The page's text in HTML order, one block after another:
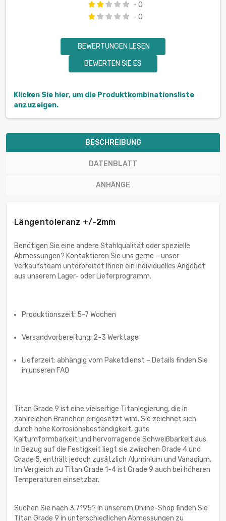
- 0
- 0
BEWERTUNGEN LESEN
BEWERTEN SIE ES
Klicken Sie hier, um die Produktkombinationsliste
anzuzeigen.
BESCHREIBUNG
DATENBLATT
ANHÄNGE
Längentoleranz +/-2mm
Benötigen Sie eine andere Stahlqualität oder spezielle
Abmessungen? Kontaktieren Sie uns gerne – unser
Verkaufsteam unterbreitet Ihnen ein individuelles Angebot
aus unserem Lager- oder Lieferprogramm.
Produktionszeit: 5-7 Wochen
Versandvorbereitung: 2-3 Werktage
Lieferzeit: abhängig vom Paketdienst – Details finden Sie
in unseren FAQ
Titan Grade 9 ist eine vielseitige Titanlegierung, die in
zahlreichen Branchen eingesetzt wird. Sie zeichnet sich
durch hohe Korrosionsbeständigkeit, gute
Kaltumformbarkeit und hervorragende Schweißbarkeit aus.
In Bezug auf die Festigkeit liegt sie zwischen Grade 4 und
Grade 5, enthält jedoch zusätzlich Aluminium und Vanadium.
Im Vergleich zu Titan Grade 1-4 ist Grade 9 auch bei höheren
Temperaturen einsetzbar.
Suchen Sie nach 3.7195? In unserem Online-Shop finden Sie
Titan Grade 9 in unterschiedlichen Abmessungen zu